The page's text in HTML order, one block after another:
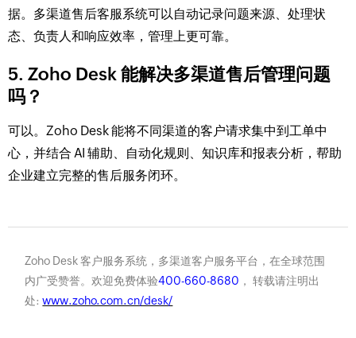
据。多渠道售后客服系统可以自动记录问题来源、处理状
态、负责人和响应效率，管理上更可靠。
5. Zoho Desk 能解决多渠道售后管理问题
吗？
可以。Zoho Desk 能将不同渠道的客户请求集中到工单中
心，并结合 AI 辅助、自动化规则、知识库和报表分析，帮助
企业建立完整的售后服务闭环。
Zoho Desk 客户服务系统，多渠道客户服务平台，在全球范围
内广受赞誉。欢迎免费体验400-660-8680 ， 转载请注明出
处:www.zoho.com.cn/desk/